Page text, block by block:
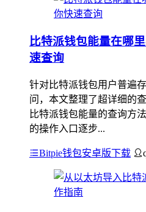
比特派钱包能量在哪
速查询
针对比特派钱包用户普遍
问，本文整理了超详细的
比特派钱包能量的查询方
的操作入口逐步...
Bitpie钱包安卓版下载